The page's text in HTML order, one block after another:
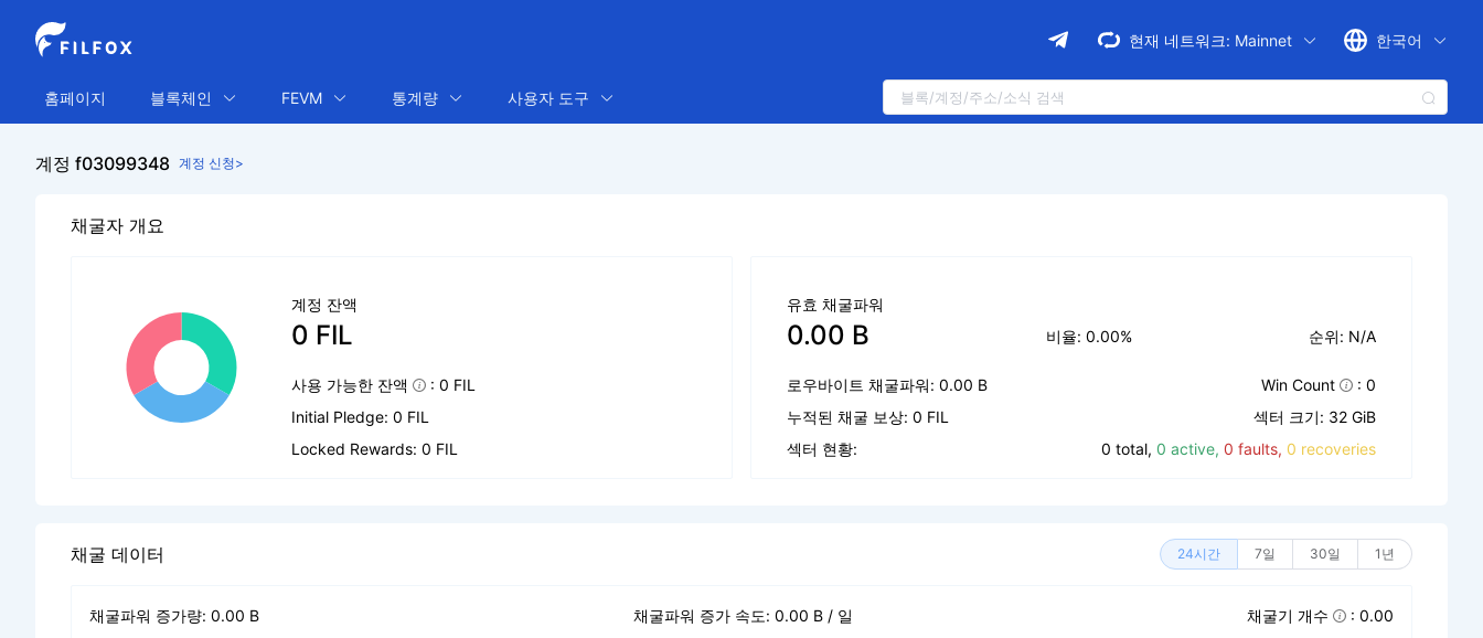
현재 네트워크: Mainnet 한국어
홈페이지 블록체인 FEVM 통계량 사용자 도구
계정 f03099348 계정 신청>
채굴자 개요
계정 잔액
0 FIL
사용 가능한 잔액
: 0 FIL
Initial Pledge: 0 FIL
Locked Rewards: 0 FIL
유효 채굴파워
0.00 B 비율: 0.00% 순위: N/A
로우바이트 채굴파워: 0.00 B Win Count
: 0
누적된 채굴 보상: 0 FIL
섹터 크기: 32 GiB
섹터 현황:
0 total, 0 active, 0 faults, 0 recoveries
채굴 데이터 24시간 7일 30일 1년
채굴파워 증가량: 0.00 B 채굴파워 증가 속도: 0.00 B / 일 채굴기 개수
: 0.00